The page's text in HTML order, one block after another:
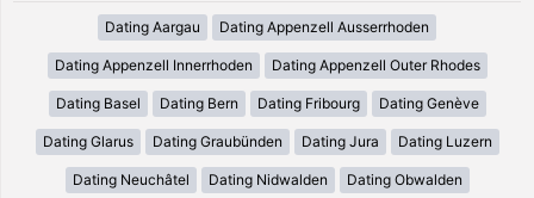
Dating Aargau Dating Appenzell Ausserrhoden
Dating Appenzell Innerrhoden Dating Appenzell Outer Rhodes
Dating Basel Dating Bern Dating Fribourg Dating Genève
Dating Glarus Dating Graubünden Dating Jura Dating Luzern
Dating Neuchâtel Dating Nidwalden Dating Obwalden